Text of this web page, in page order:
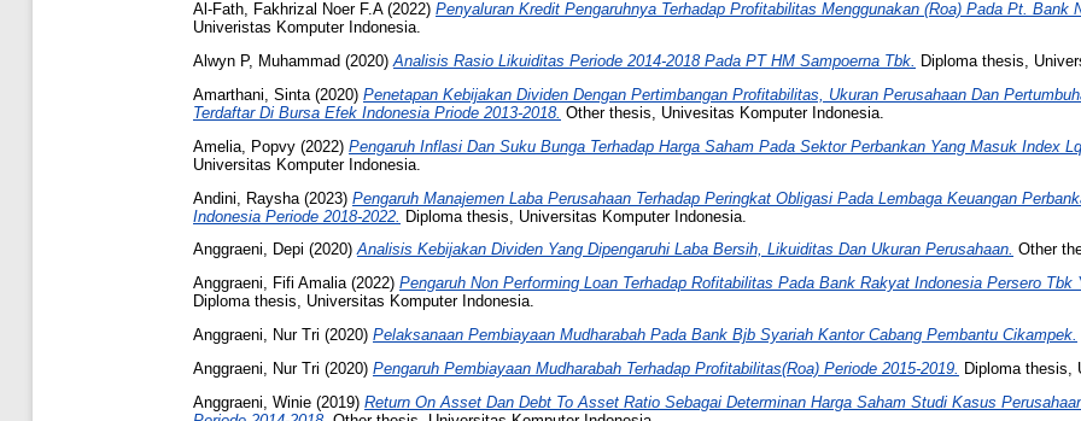
Al-Fath, Fakhrizal Noer F.A(2022) Penyaluran Kredit Pengaruhnya Terhadap Profitabilitas Menggunakan (Roa) Pada Pt. Bank
Univeristas Komputer Indonesia.
Alwyn P, Muhammad (2020)Analisis Rasio Likuiditas Periode 2014-2018 Pada PT HM Sampoerna Tbk. Diploma thesis,
Amarthani, Sinta(2020) Penetapan Kebijakan Dividen Dengan Pertimbangan Profitabilitas, Ukuran Perusahaan Dan
Terdaftar Di Bursa Efek Indonesia Priode 2013-2018. Other thesis, Univesitas Komputer Indonesia.
Amelia, Popvy (2022) Pengaruh Inflasi Dan Suku Bunga Terhadap Harga Saham Pada Sektor Perbankan Yang Masuk Index
Universitas Komputer Indonesia.
Andini, Raysha (2023) Pengaruh Manajemen Laba Perusahaan Terhadap Peringkat Obligasi Pada Lembaga Keuangan
Indonesia Periode 2018-2022. Diploma thesis, Universitas Komputer Indonesia.
Anggraeni, Depi (2020)Analisis Kebijakan Dividen Yang Dipengaruhi Laba Bersih, Likuiditas Dan Ukuran Perusahaan. Other
Anggraeni, Fifi Amalia(2022) Pengaruh Non Performing Loan Terhadap Rofitabilitas Pada Bank Rakyat Indonesia Persero
Diploma thesis, Universitas Komputer Indonesia.
Anggraeni, Nur Tri (2020) Pelaksanaan Pembiayaan Mudharabah Pada Bank Bjb Syariah Kantor Cabang Pembantu Cikampek.
Anggraeni, Nur Tri (2020) Pengaruh Pembiayaan Mudharabah Terhadap Profitabilitas(Roa) Periode 2015-2019.
Diploma thesis,
Anggraeni, Winie (2019) Return On Asset Dan Debt To Asset Ratio Sebagai Determinan Harga Saham Studi Kasus